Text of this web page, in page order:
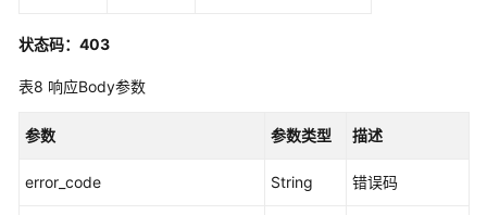
应
程
状态码：403
表8 响应Body参数
参数 参数类型 描述
error_code String 错误码